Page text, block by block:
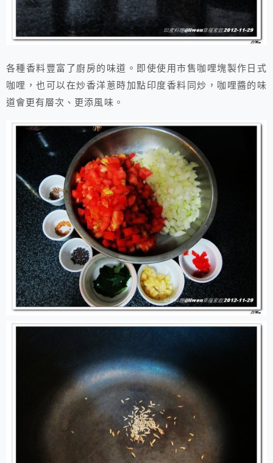
各種香料豐富了廚房的味道。即使使用市售咖哩塊製作日式
咖哩，也可以在炒香洋蔥時加點印度香料同炒，咖哩醬的味
道會更有層次、更添風味。